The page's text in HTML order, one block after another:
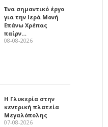
Ένα σημαντικό έργο
για την Ιερά Μονή
Επάνω Χρέπας
παίρν…
08-08-2026
Η Γλυκερία στην
κεντρική πλατεία
Μεγαλόπολης
07-08-2026